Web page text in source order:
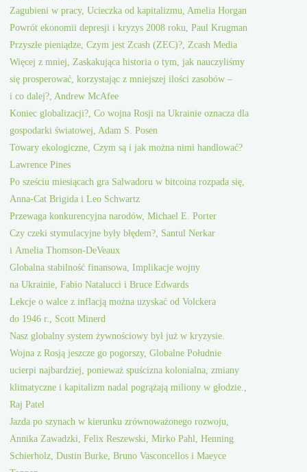
Zagubieni w pracy, Ucieczka od kapitalizmu, Amelia Horgan
Powrót ekonomii depresji i kryzys 2008 roku, Paul Krugman
Przyszłe pieniądze, Czym jest Zcash (ZEC)?, Zcash Media
Więcej z mniej, Zaskakująca historia o tym, jak nauczyliśmy
się prosperować, korzystając z mniejszej ilości zasobów –
i co dalej?, Andrew McAfee
Koniec globalizacji?, Co wojna Rosji na Ukrainie oznacza dla
gospodarki światowej, Adam S. Posen
Towary ekologiczne, Czym są i jak można nimi handlować?
Lawrence Pines
Po sześciu miesiącach gra Salwadoru w bitcoina rozpada się,
Anna-Cat Brigida i Leo Schwartz
Przewaga konkurencyjna narodów, Michael E. Porter
Czy czeki stymulacyjne były błędem?, Santul Nerkar
i Amelia Thomson-DeVeaux
Globalna stabilność finansowa, Implikacje wojny
na Ukrainie, Fabio Natalucci i Bruce Edwards
Lekcje o walce z inflacją można uzyskać od Volckera
do 1946 r., Scott Minerd
Nasz globalny system żywnościowy był już w kryzysie.
Wojna z Rosją jeszcze go pogorszy, Globalne Południe
ucierpi najbardziej, ponieważ spuścizna kolonialna, zmiany
klimatyczne i kapitalizm nadal pogrążają miliony w głodzie.,
Raj Patel
Jazda po szynach w kierunku zrównoważonego rozwoju,
Annika Zawadzki, Felix Reszewski, Mirko Pahl, Henning
Schierholz, Dustin Burke, Bruno Vasconcellos i Maeyce